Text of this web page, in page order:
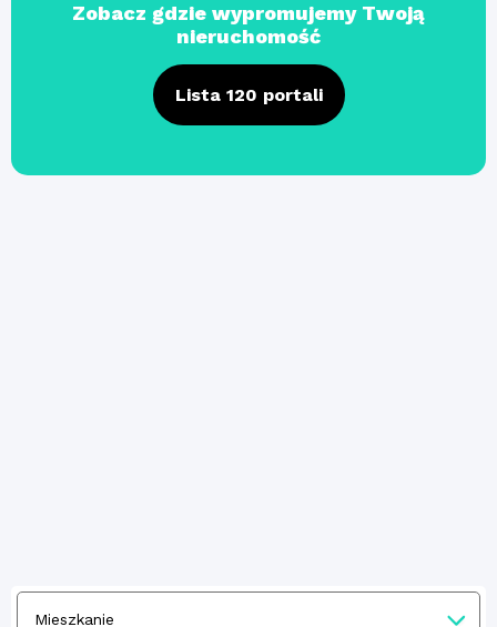
Zobacz gdzie wypromujemy Twoją
nieruchomość
Lista 120 portali